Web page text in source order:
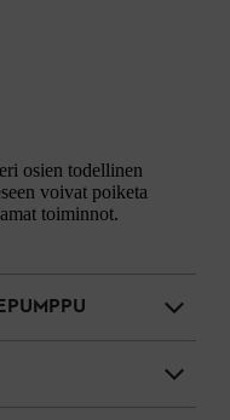
osien todellinen
voivat poiketa
toiminnot.